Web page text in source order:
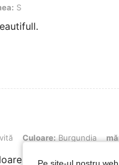
S
Burgundia, mărimea: L
Culoare: Burgundia
exact ca in poze
Pe site-ul nostru